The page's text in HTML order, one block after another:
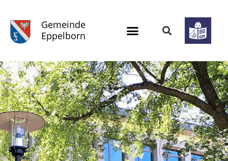
Gemeinde
Eppelborn